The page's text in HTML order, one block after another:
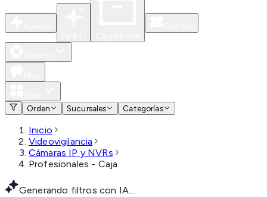
Orden
Sucursales Categorías
Inicio
Videovigilancia
Cámaras IP y NVRs
Profesionales - Caja
Generando filtros con IA...